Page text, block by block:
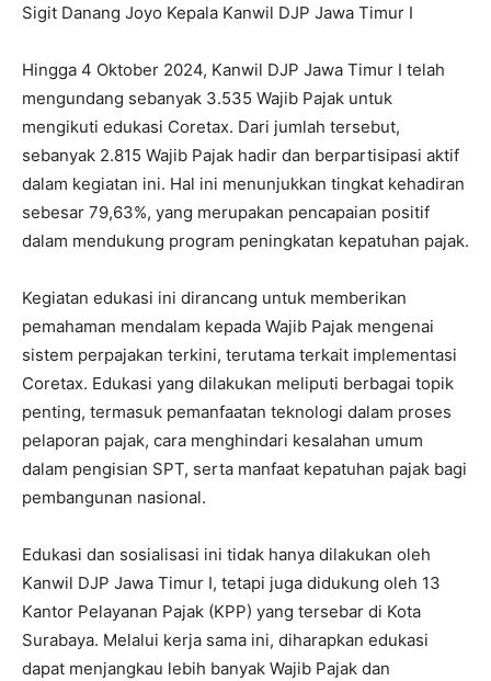
Sigit Danang Joyo Kepala Kanwil DJP Jawa Timur I
Hingga 4 Oktober 2024, Kanwil DJP Jawa Timur I telah
mengundang sebanyak 3.535 Wajib Pajak untuk
mengikuti edukasi Coretax. Dari jumlah tersebut,
sebanyak 2.815 Wajib Pajak hadir dan berpartisipasi aktif
dalam kegiatan ini. Hal ini menunjukkan tingkat kehadiran
sebesar 79,63%, yang merupakan pencapaian positif
dalam mendukung program peningkatan kepatuhan pajak.
Kegiatan edukasi ini dirancang untuk memberikan
pemahaman mendalam kepada Wajib Pajak mengenai
sistem perpajakan terkini, terutama terkait implementasi
Coretax. Edukasi yang dilakukan meliputi berbagai topik
penting, termasuk pemanfaatan teknologi dalam proses
pelaporan pajak, cara menghindari kesalahan umum
dalam pengisian SPT, serta manfaat kepatuhan pajak bagi
pembangunan nasional.
Edukasi dan sosialisasi ini tidak hanya dilakukan oleh
Kanwil DJP Jawa Timur I, tetapi juga didukung oleh 13
Kantor Pelayanan Pajak (KPP) yang tersebar di Kota
Surabaya. Melalui kerja sama ini, diharapkan edukasi
dapat menjangkau lebih banyak Wajib Pajak dan